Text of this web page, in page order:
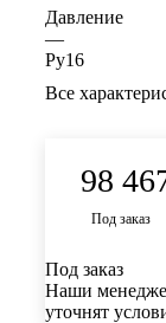
Давление
—
Ру16
Все
98
Под заказ
Под заказ
Наши
уточнят